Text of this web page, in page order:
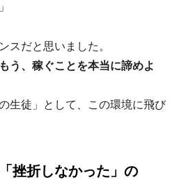
スだと思いました。
う、稼ぐことを本当に諦めよ
生徒」として、この環境に飛び
挫折しなかった」の